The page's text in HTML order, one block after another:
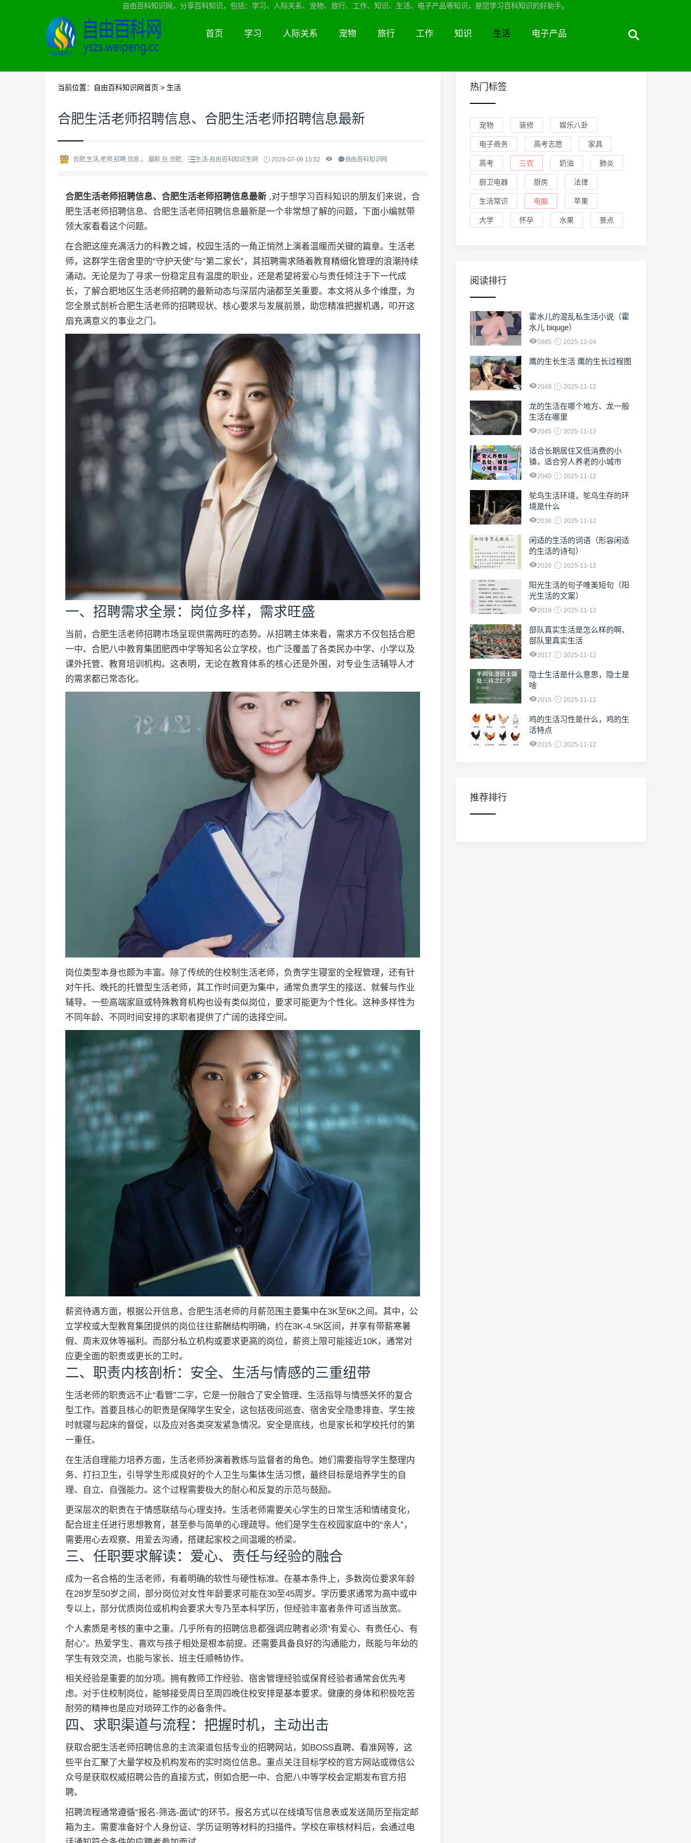
自由百科知识网，分享百科知识，包括：学习、人际关系、宠物、旅行、工作、知识、生活、电子产品等知识，是您学习百科知识的好助手。
首页 学习 人际关系 宠物 旅行 工作 知识 生活 电子产品
当前位置： 自由百科知识网首页 > 生活
合肥生活老师招聘信息、合肥生活老师招聘信息最新
合肥,生活,老师,招聘,信息,、,最新,在,合肥, 生活-自由百科知识生网 2026-07-09 15:32 自由百科知识网
合肥生活老师招聘信息、合肥生活老师招聘信息最新 ,对于想学习百科知识的朋友们来说，合
肥生活老师招聘信息、合肥生活老师招聘信息最新是一个非常想了解的问题，下面小编就带
领大家看看这个问题。
在合肥这座充满活力的科教之城，校园生活的一角正悄然上演着温暖而关键的篇章。生活老
师，这群学生宿舍里的“守护天使”与“第二家长”，其招聘需求随着教育精细化管理的浪潮持续
涌动。无论是为了寻求一份稳定且有温度的职业，还是希望将爱心与责任倾注于下一代成
长，了解合肥地区生活老师招聘的最新动态与深层内涵都至关重要。本文将从多个维度，为
您全景式剖析合肥生活老师的招聘现状、核心要求与发展前景，助您精准把握机遇，叩开这
扇充满意义的事业之门。
一、招聘需求全景：岗位多样，需求旺盛
当前，合肥生活老师招聘市场呈现供需两旺的态势。从招聘主体来看，需求方不仅包括合肥
一中、合肥八中教育集团肥西中学等知名公立学校，也广泛覆盖了各类民办中学、小学以及
课外托管、教育培训机构。这表明，无论在教育体系的核心还是外围，对专业生活辅导人才
的需求都已常态化。
岗位类型本身也颇为丰富。除了传统的住校制生活老师，负责学生寝室的全程管理，还有针
对午托、晚托的托管型生活老师，其工作时间更为集中，通常负责学生的接送、就餐与作业
辅导。一些高端家庭或特殊教育机构也设有类似岗位，要求可能更为个性化。这种多样性为
不同年龄、不同时间安排的求职者提供了广阔的选择空间。
薪资待遇方面，根据公开信息，合肥生活老师的月薪范围主要集中在3K至6K之间。其中，公
立学校或大型教育集团提供的岗位往往薪酬结构明确，约在3K-4.5K区间，并享有带薪寒暑
假、周末双休等福利。而部分私立机构或要求更高的岗位，薪资上限可能接近10K，通常对
应更全面的职责或更长的工时。
二、职责内核剖析：安全、生活与情感的三重纽带
生活老师的职责远不止“看管”二字，它是一份融合了安全管理、生活指导与情感关怀的复合
型工作。首要且核心的职责是保障学生安全，这包括夜间巡查、宿舍安全隐患排查、学生按
时就寝与起床的督促，以及应对各类突发紧急情况。安全是底线，也是家长和学校托付的第
一重任。
在生活自理能力培养方面，生活老师扮演着教练与监督者的角色。她们需要指导学生整理内
务、打扫卫生，引导学生形成良好的个人卫生与集体生活习惯，最终目标是培养学生的自
理、自立、自强能力。这个过程需要极大的耐心和反复的示范与鼓励。
更深层次的职责在于情感联结与心理支持。生活老师需要关心学生的日常生活和情绪变化，
配合班主任进行思想教育，甚至参与简单的心理疏导。他们是学生在校园家庭中的“亲人”，
需要用心去观察、用爱去沟通，搭建起家校之间温暖的桥梁。
三、任职要求解读：爱心、责任与经验的融合
成为一名合格的生活老师，有着明确的软性与硬性标准。在基本条件上，多数岗位要求年龄
在28岁至50岁之间，部分岗位对女性年龄要求可能在30至45周岁。学历要求通常为高中或中
专以上，部分优质岗位或机构会要求大专乃至本科学历，但经验丰富者条件可适当放宽。
个人素质是考核的重中之重。几乎所有的招聘信息都强调应聘者必须“有爱心、有责任心、有
耐心”。热爱学生、喜欢与孩子相处是根本前提。还需要具备良好的沟通能力，既能与年幼的
学生有效交流，也能与家长、班主任顺畅协作。
相关经验是重要的加分项。拥有教师工作经验、宿舍管理经验或保育经验者通常会优先考
虑。对于住校制岗位，能够接受周日至周四晚住校安排是基本要求。健康的身体和积极吃苦
耐劳的精神也是应对琐碎工作的必备条件。
四、求职渠道与流程：把握时机，主动出击
获取合肥生活老师招聘信息的主流渠道包括专业的招聘网站，如BOSS直聘、看准网等，这
些平台汇聚了大量学校及机构发布的实时岗位信息。重点关注目标学校的官方网站或微信公
众号是获取权威招聘公告的直接方式，例如合肥一中、合肥八中等学校会定期发布官方招
聘。
招聘流程通常遵循“报名-筛选-面试”的环节。报名方式以在线填写信息表或发送简历至指定邮
箱为主。需要准备好个人身份证、学历证明等材料的扫描件。学校在审核材料后，会通过电
热门标签
宠物 装修 娱乐八卦
电子商务 高考志愿 家具
高考 三农 奶油 肺炎
厨卫电器 厨房 法律
生活常识 电脑 苹果
大学 怀孕 水果 景点
阅读排行
霍水儿的混乱私生活小说（霍
水儿 biquge）
5885 2025-12-04
鹰的生长生活 鹰的生长过程图
2049 2025-11-12
龙的生活在哪个地方、龙一般
生活在哪里
2045 2025-11-12
适合长期居住又低消费的小
镇，适合穷人养老的小城市
2040 2025-11-12
鸵鸟生活环境，鸵鸟生存的环
境是什么
2036 2025-11-12
闲适的生活的词语（形容闲适
的生活的诗句）
2026 2025-11-12
阳光生活的句子唯美短句（阳
光生活的文案）
2019 2025-11-12
部队真实生活是怎么样的啊、
部队里真实生活
2017 2025-11-12
隐士生活是什么意思，隐士是
啥
2015 2025-11-12
鸡的生活习性是什么，鸡的生
活特点
2015 2025-11-12
推荐排行